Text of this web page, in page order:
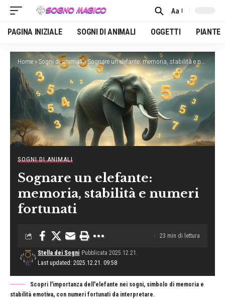
Font
Resizer
Aa
PAGINA INIZIALE SOGNI DI ANIMALI OGGETTI PIANTE
Home » Sogni di animali»Sognare un elefante: memoria, stabilità e numeri fortunati
SOGNI DI ANIMALI
Sognare un elefante:
memoria, stabilità e numeri
fortunati
Last updated: 2025.12.21. 09:58
Stella dei Sogni Pubblicata 2025.12.21.
23 min di lettura
Scopri l'importanza dell'elefante nei sogni, simbolo di memoria e
stabilità emotiva, con numeri fortunati da interpretare.